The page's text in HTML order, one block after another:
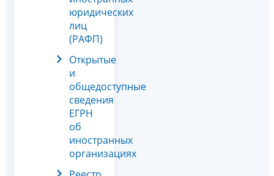
юридических
лиц
(РАФП)
Открытые
и
общедоступные
сведения
ЕГРН
об
иностранных
организациях